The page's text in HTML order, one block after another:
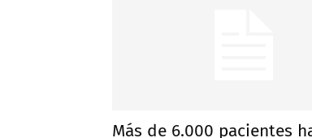
Más de 6.000 pacientes